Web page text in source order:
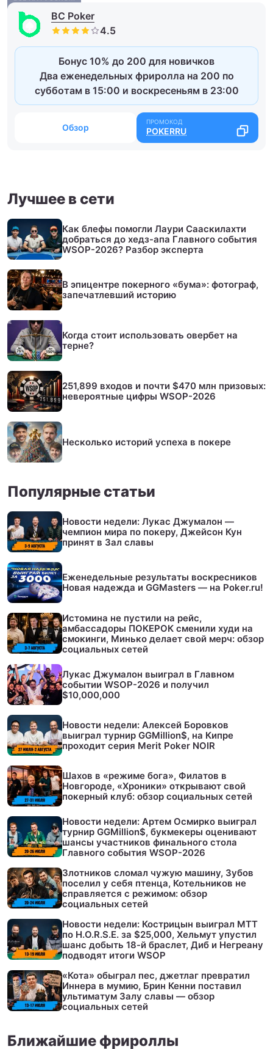
BC Poker
Бонус 10% до 200 для новичков
Два еженедельных фриролла на 200 по
субботам в 15:00 и воскресеньям в 23:00
Обзор POKERRU
Лучшее в сети
Как блефы помогли Лаури Сааскилахти
добраться до хедз-апа Главного события
WSOP-2026? Разбор эксперта
В эпицентре покерного «бума»: фотограф,
запечатлевший историю
Когда стоит использовать овербет на
терне?
251,899 входов и почти $470 млн призовых:
невероятные цифры WSOP-2026
Несколько историй успеха в покере
Популярные статьи
Новости недели: Лукас Джумалон —
чемпион мира по покеру, Джейсон Кун
принят в Зал славы
Еженедельные результаты воскресников
Новая надежда и GGMasters — на Poker.ru!
Истомина не пустили на рейс,
амбассадоры ПОКЕРОК сменили худи на
смокинги, Минько делает свой мерч: обзор
социальных сетей
Лукас Джумалон выиграл в Главном
событии WSOP-2026 и получил
$10,000,000
Новости недели: Алексей Боровков
выиграл турнир GGMillion$, на Кипре
проходит серия Merit Poker NOIR
Шахов в «режиме бога», Филатов в
Новгороде, «Хроники» открывают свой
покерный клуб: обзор социальных сетей
Новости недели: Артем Осмирко выиграл
турнир GGMillion$, букмекеры оценивают
шансы участников финального стола
Главного события WSOP-2026
Злотников сломал чужую машину, Зубов
поселил у себя птенца, Котельников не
справляется с режимом: обзор
социальных сетей
Новости недели: Кострицын выиграл МТТ
по H.O.R.S.E. за $25,000, Хельмут упустил
шанс добыть 18-й браслет, Диб и Негреану
подводят итоги WSOP
«Кота» обыграл пес, джетлаг превратил
Иннера в мумию, Брин Кенни поставил
ультиматум Залу славы — обзор
социальных сетей
Ближайшие фрироллы